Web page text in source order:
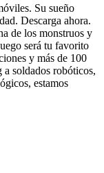
Su sueño
Descarga ahora.
de los monstruos y
será tu favorito
y más de 100
a soldados robóticos,
estamos